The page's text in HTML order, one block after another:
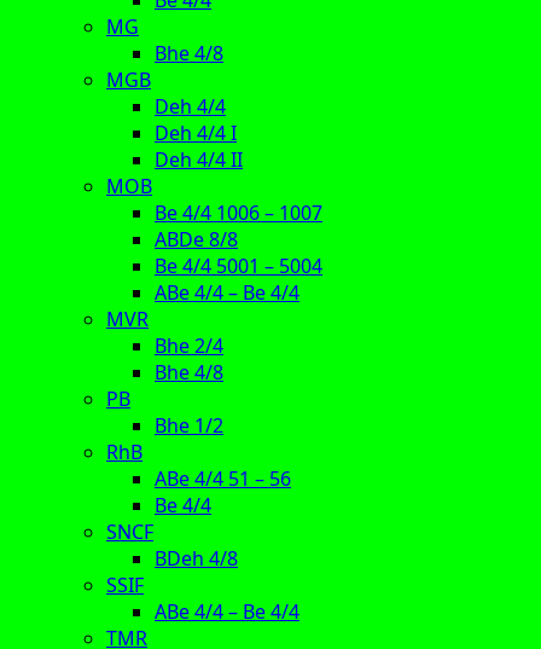
MG
Bhe 4/8
MGB
Deh 4/4
Deh 4/4 I
Deh 4/4 II
MOB
Be 4/4 1006 – 1007
ABDe 8/8
Be 4/4 5001 – 5004
ABe 4/4 – Be 4/4
MVR
Bhe 2/4
Bhe 4/8
PB
Bhe 1/2
RhB
ABe 4/4 51 – 56
Be 4/4
SNCF
BDeh 4/8
SSIF
ABe 4/4 – Be 4/4
TMR